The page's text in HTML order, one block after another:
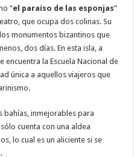
“el paraíso de las esponjas”
que ocupa dos colinas. Su
monumentos bizantinos que
dos días. En esta isla, a
encuentra la Escuela Nacional de
única a aquellos viajeros que
bahías, inmejorables para
cuenta con una aldea
lo cual es un aliciente si se